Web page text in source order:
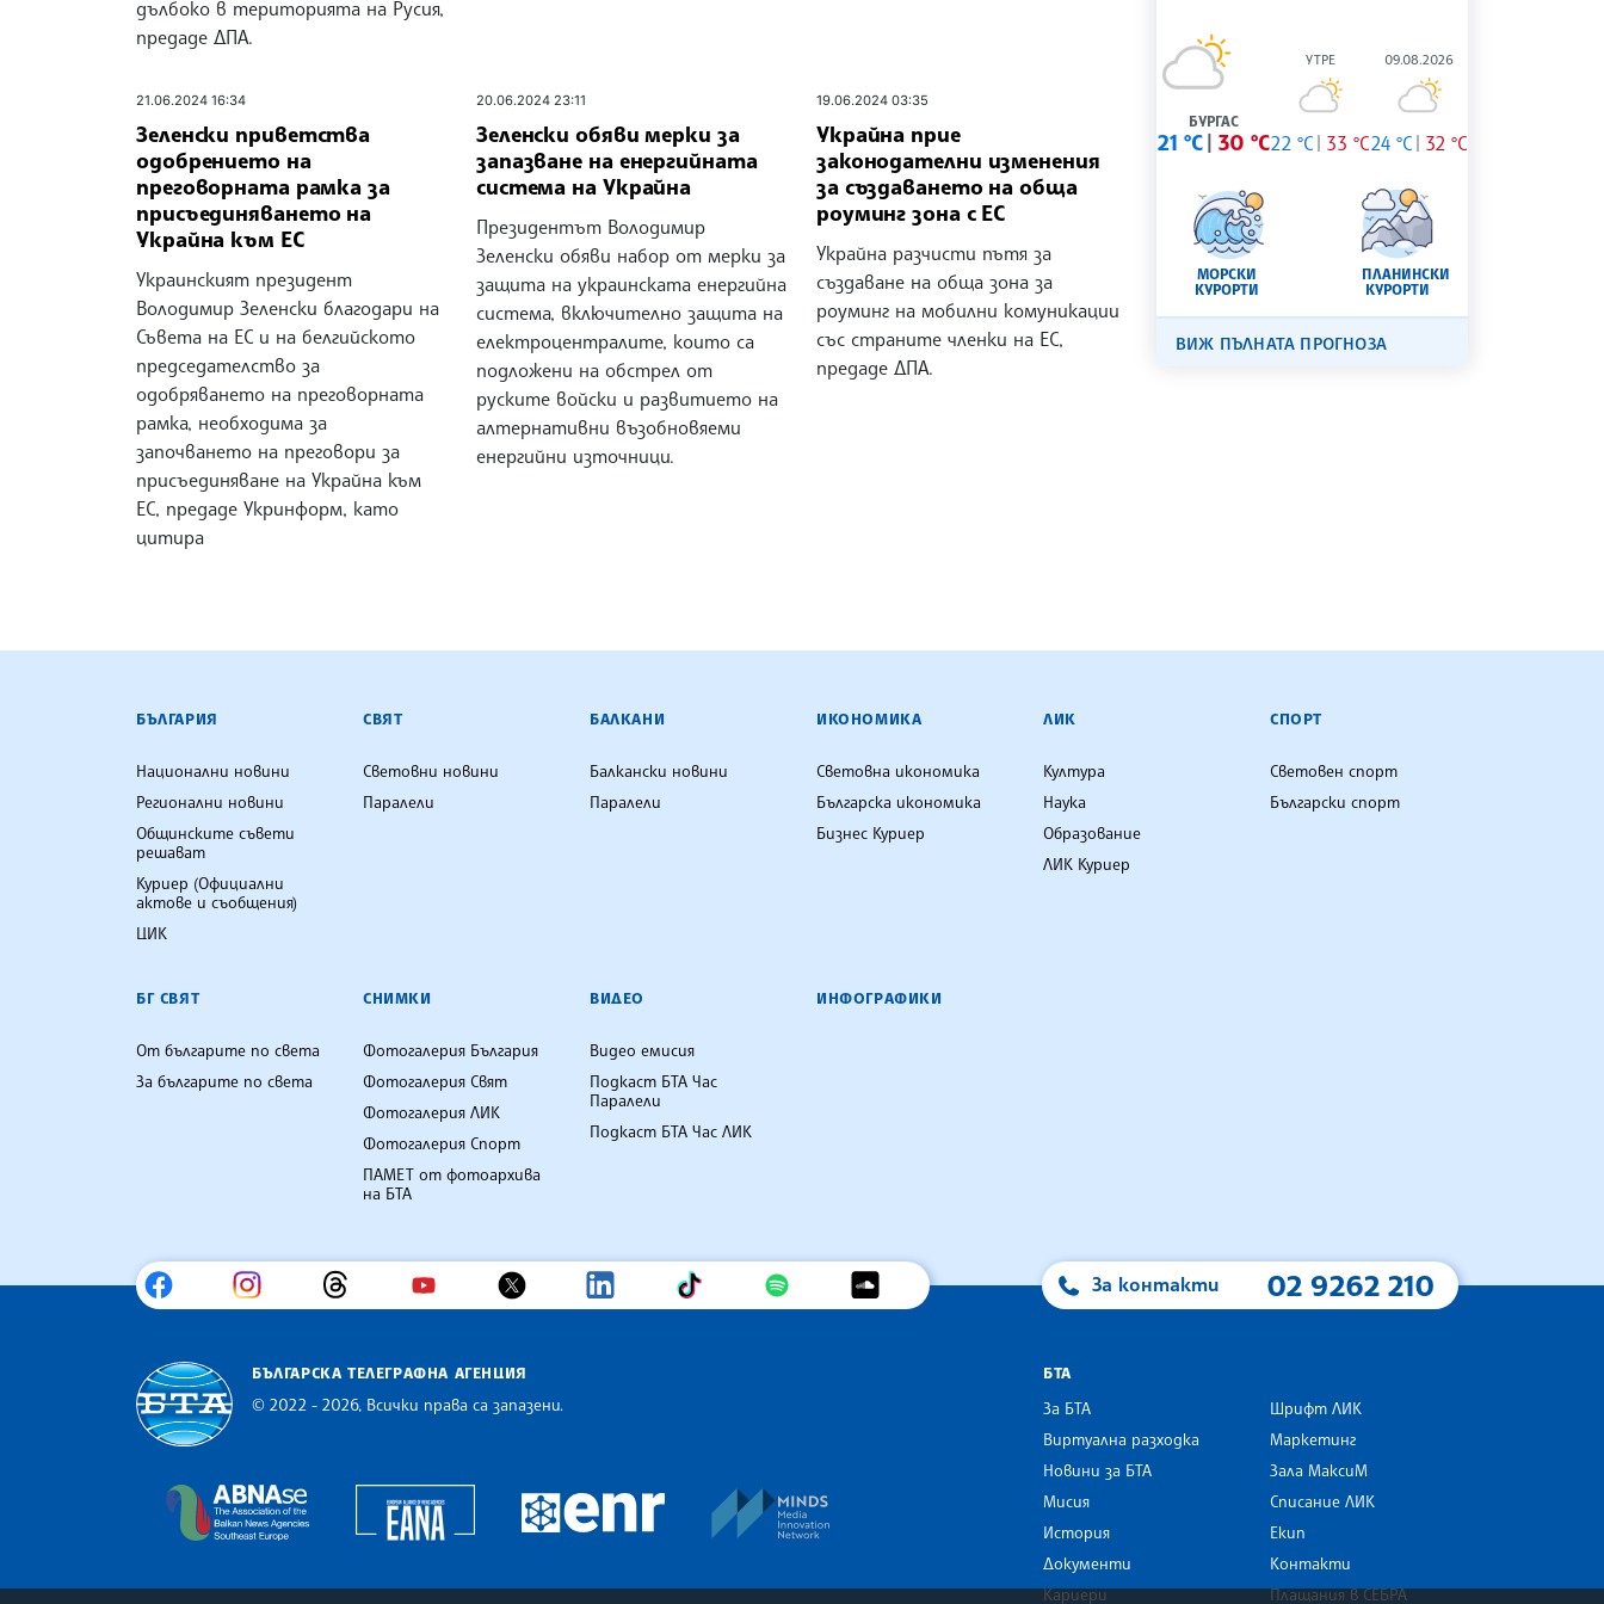
дълбоко в територията на Русия,
предаде ДПА.
21.06.2024 16:34
Зеленски приветства
одобрението на
преговорната рамка за
присъединяването на
Украйна към ЕС
Украинският президент
Володимир Зеленски благодари на
Съвета на ЕС и на белгийското
председателство за
одобряването на преговорната
рамка, необходима за
започването на преговори за
присъединяване на Украйна към
ЕС, предаде Укринформ, като
цитира
20.06.2024 23:11
Зеленски обяви мерки за
запазване на енергийната
система на Украйна
Президентът Володимир
Зеленски обяви набор от мерки за
защита на украинската енергийна
система, включително защита на
електроцентралите, които са
подложени на обстрел от
руските войски и развитието на
алтернативни възобновяеми
енергийни източници.
19.06.2024 03:35
Украйна прие
законодателни изменения
за създаването на обща
роуминг зона с ЕС
Украйна разчисти пътя за
създаване на обща зона за
роуминг на мобилни комуникации
със страните членки на ЕС,
предаде ДПА.
БУРГАС
21 °C 30 °C
УТРЕ
22 °C 33 °C
09.08.2026
24 °C 32 °C
МОРСКИ
КУРОРТИ
ПЛАНИНСКИ
КУРОРТИ
ВИЖ ПЪЛНАТА ПРОГНОЗА
БЪЛГАРСКА ТЕЛЕГРАФНА АГЕНЦИЯ
БЪЛГАРИЯ
Национални новини
Регионални новини
Общинските съвети
решават
Куриер (Официални
актове и съобщения)
ЦИК
СВЯТ
Световни новини
Паралели
БАЛКАНИ
Балкански новини
Паралели
ИКОНОМИКА
Световна икономика
Българска икономика
Бизнес Куриер
ЛИК
Култура
Наука
Образование
ЛИК Куриер
СПОРТ
Световен спорт
Български спорт
БГ СВЯТ
От българите по света
За българите по света
СНИМКИ
Фотогалерия България
Фотогалерия Свят
Фотогалерия ЛИК
Фотогалерия Спорт
ПАМЕТ от фотоархива
на БТА
ВИДЕО
Видео емисия
Подкаст БТА Час
Паралели
Подкаст БТА Час ЛИК
ИНФОГРАФИКИ
За контакти 02 9262 210
БЪЛГАРСКА ТЕЛЕГРАФНА АГЕНЦИЯ
© 2022 - 2026, Всички права са запазени.
The Assocoation of the Balkan News Agencies Southeast Europe
European Alliance of News Agencies
European Newsroom MINDS Media Innovation Network
БТА
За БТА
Виртуална разходка
Новини за БТА
Мисия
История
Документи
Кариери
Шрифт ЛИК
Маркетинг
Зала МаксиМ
Списание ЛИК
Екип
Контакти
Плащания в СЕБРА